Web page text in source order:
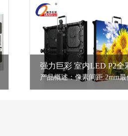
强力巨彩 室内LED P2全